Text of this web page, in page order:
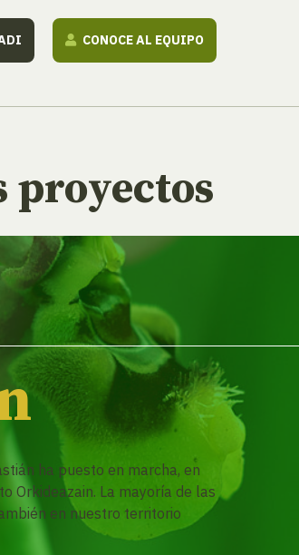
CONOCE AL EQUIPO
proyectos
ha puesto en marcha, en
Orkideazain. La mayoría de las
en nuestro territorio